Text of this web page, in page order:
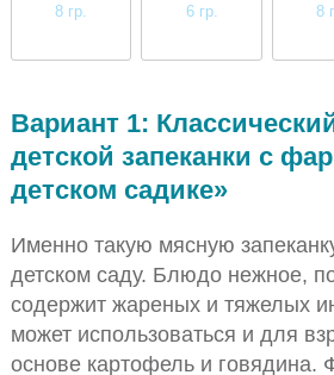
8 гр.
6 гр.
8
Вариант 1:
детской запеканки с
детском садике»
Именно такую мясную
детском саду. Блюдо нежное,
содержит жареных и тяжелых
может использоваться и для
основе картофель и говядина.